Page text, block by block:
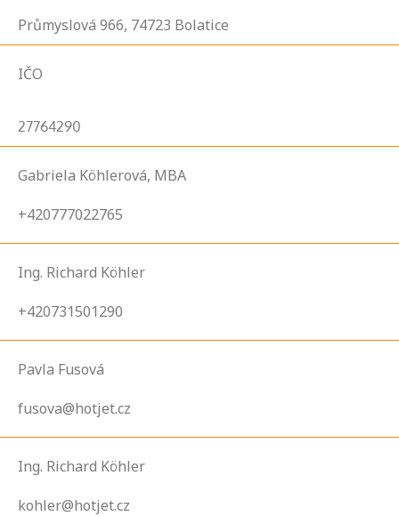
Průmyslová 966, 74723 Bolatice
IČO
27764290
Gabriela Köhlerová, MBA
+420777022765
Ing. Richard Köhler
+420731501290
Pavla Fusová
fusova@hotjet.cz
Ing. Richard Köhler
kohler@hotjet.cz